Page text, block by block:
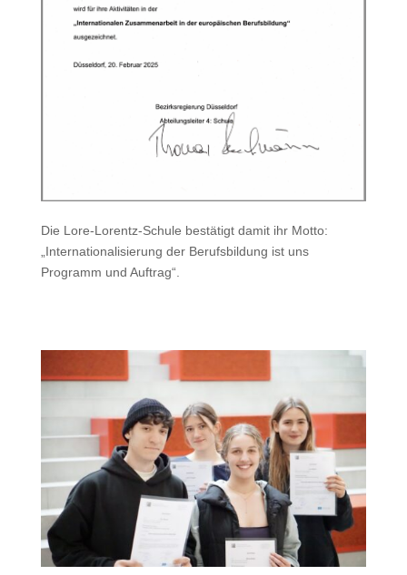
Die Lore-Lorentz-Schule bestätigt damit ihr Motto:
„Internationalisierung der Berufsbildung ist uns
Programm und Auftrag“.